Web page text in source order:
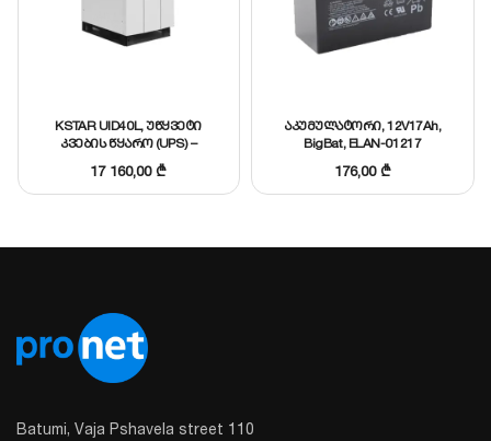
გადატვირთვისგან, მოკლე ჩართვისა და
ძაბვის მკვეთრი ცვალებადობისგან.
Backup” ვერსია და კომპლექტაციაშიარ
მოჰყვება აკუმულატორები
KSTAR UID40L, უწყვეტი
კვების წყარო (UPS) –
40KVA/36KW ინდუსტრიული/
ტრანსფორმატორიანი UPS
3:3
17 160,00₾
აკუმულატორი, 12V17Ah,
BigBat, ELAN-01217
176,00₾
Batumi, Vaja Pshavela street 110